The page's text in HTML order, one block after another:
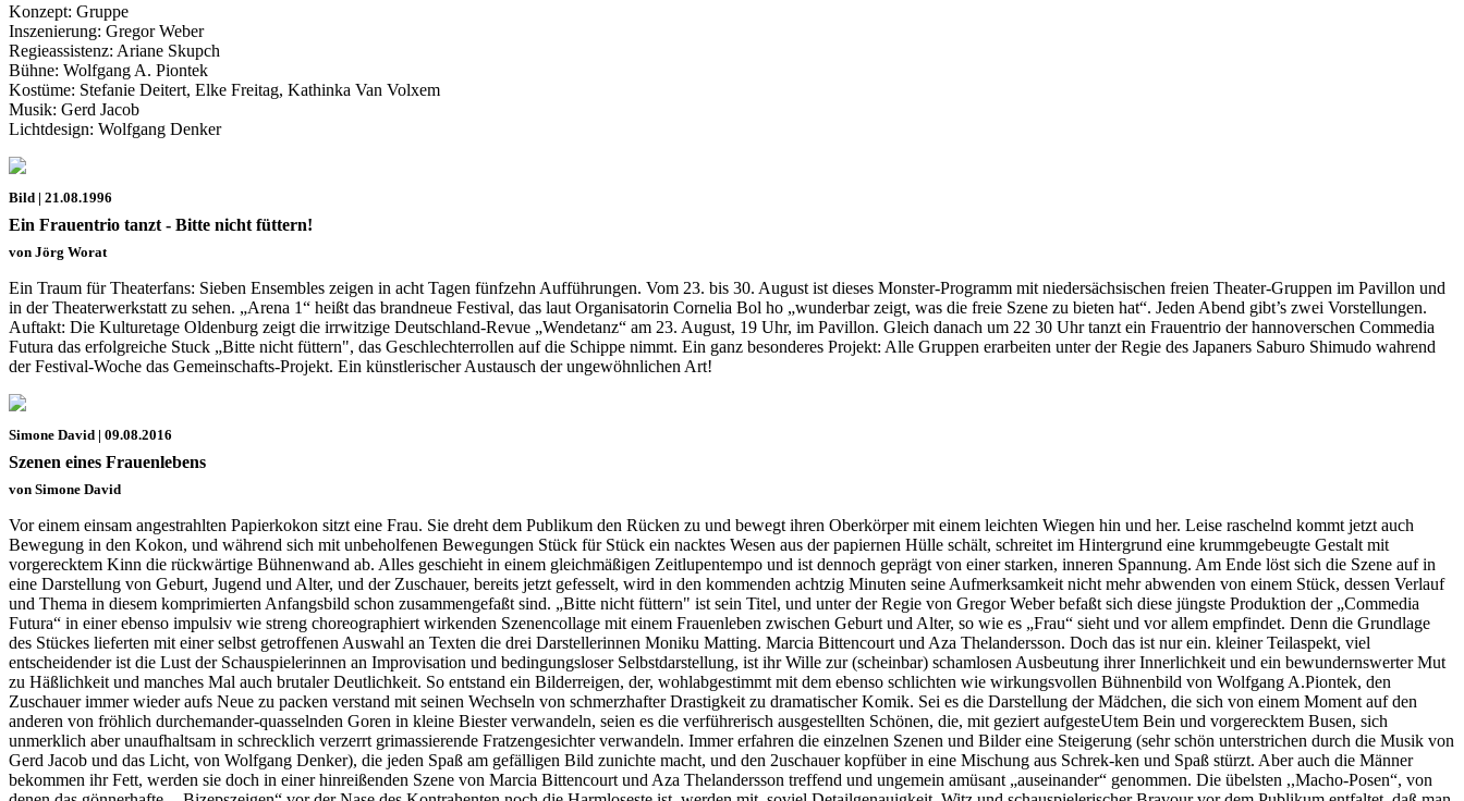
Konzept: Gruppe
Inszenierung: Gregor Weber
Regieassistenz: Ariane Skupch
Bühne: Wolfgang A. Piontek
Kostüme: Stefanie Deitert, Elke Freitag, Kathinka Van Volxem
Musik: Gerd Jacob
Lichtdesign: Wolfgang Denker
Bild | 21.08.1996
Ein Frauentrio tanzt - Bitte nicht füttern!
von Jörg Worat
Ein Traum für Theaterfans: Sieben Ensembles zeigen in acht Tagen fünfzehn Aufführungen. Vom 23. bis 30. August ist dieses Monster-Programm mit niedersächsischen freien Theater-Gruppen im Pavillon und
in der Theaterwerkstatt zu sehen. „Arena 1“ heißt das brandneue Festival, das laut Organisatorin Cornelia Bol ho „wunderbar zeigt, was die freie Szene zu bieten hat“. Jeden Abend gibt’s zwei Vorstellungen.
Auftakt: Die Kulturetage Oldenburg zeigt die irrwitzige Deutschland-Revue „Wendetanz“ am 23. August, 19 Uhr, im Pavillon. Gleich danach um 22 30 Uhr tanzt ein Frauentrio der hannoverschen Commedia
Futura das erfolgreiche Stuck „Bitte nicht füttern", das Geschlechterrollen auf die Schippe nimmt. Ein ganz besonderes Projekt: Alle Gruppen erarbeiten unter der Regie des Japaners Saburo Shimudo wahrend
der Festival-Woche das Gemeinschafts-Projekt. Ein künstlerischer Austausch der ungewöhnlichen Art!
Simone David | 09.08.2016
Szenen eines Frauenlebens
von Simone David
Vor einem einsam angestrahlten Papierkokon sitzt eine Frau. Sie dreht dem Publikum den Rücken zu und bewegt ihren Oberkörper mit einem leichten Wiegen hin und her. Leise raschelnd kommt jetzt auch
Bewegung in den Kokon, und während sich mit unbeholfenen Bewegungen Stück für Stück ein nacktes Wesen aus der papiernen Hülle schält, schreitet im Hintergrund eine krummgebeugte Gestalt mit
vorgerecktem Kinn die rückwärtige Bühnenwand ab. Alles geschieht in einem gleichmäßigen Zeitlupentempo und ist dennoch geprägt von einer starken, inneren Spannung. Am Ende löst sich die Szene auf in
eine Darstellung von Geburt, Jugend und Alter, und der Zuschauer, bereits jetzt gefesselt, wird in den kommenden achtzig Minuten seine Aufmerksamkeit nicht mehr abwenden von einem Stück, dessen Verlauf
und Thema in diesem komprimierten Anfangsbild schon zusammengefaßt sind. „Bitte nicht füttern" ist sein Titel, und unter der Regie von Gregor Weber befaßt sich diese jüngste Produktion der „Commedia
Futura“ in einer ebenso impulsiv wie streng choreographiert wirkenden Szenencollage mit einem Frauenleben zwischen Geburt und Alter, so wie es „Frau“ sieht und vor allem empfindet. Denn die Grundlage
des Stückes lieferten mit einer selbst getroffenen Auswahl an Texten die drei Darstellerinnen Moniku Matting. Marcia Bittencourt und Aza Thelandersson. Doch das ist nur ein. kleiner Teilaspekt, viel
entscheidender ist die Lust der Schauspielerinnen an Improvisation und bedingungsloser Selbstdarstellung, ist ihr Wille zur (scheinbar) schamlosen Ausbeutung ihrer Innerlichkeit und ein bewundernswerter Mut
zu Häßlichkeit und manches Mal auch brutaler Deutlichkeit. So entstand ein Bilderreigen, der, wohlabgestimmt mit dem ebenso schlichten wie wirkungsvollen Bühnenbild von Wolfgang A.Piontek, den
Zuschauer immer wieder aufs Neue zu packen verstand mit seinen Wechseln von schmerzhafter Drastigkeit zu dramatischer Komik. Sei es die Darstellung der Mädchen, die sich von einem Moment auf den
anderen von fröhlich durchemander-quasselnden Goren in kleine Biester verwandeln, seien es die verführerisch ausgestellten Schönen, die, mit geziert aufgesteUtem Bein und vorgerecktem Busen, sich
unmerklich aber unaufhaltsam in schrecklich verzerrt grimassierende Fratzengesichter verwandeln. Immer erfahren die einzelnen Szenen und Bilder eine Steigerung (sehr schön unterstrichen durch die Musik von
Gerd Jacob und das Licht, von Wolfgang Denker), die jeden Spaß am gefälligen Bild zunichte macht, und den 2uschauer kopfüber in eine Mischung aus Schrek-ken und Spaß stürzt. Aber auch die Männer
bekommen ihr Fett, werden sie doch in einer hinreißenden Szene von Marcia Bittencourt und Aza Thelandersson treffend und ungemein amüsant „auseinander“ genommen. Die übelsten ,,Macho-Posen“, von